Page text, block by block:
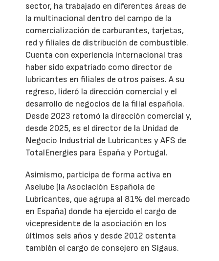
sector, ha trabajado en diferentes áreas de
la multinacional dentro del campo de la
comercialización de carburantes, tarjetas,
red y filiales de distribución de combustible.
Cuenta con experiencia internacional tras
haber sido expatriado como director de
lubricantes en filiales de otros países. A su
regreso, lideró la dirección comercial y el
desarrollo de negocios de la filial española.
Desde 2023 retomó la dirección comercial y,
desde 2025, es el director de la Unidad de
Negocio Industrial de Lubricantes y AFS de
TotalEnergies para España y Portugal.
Asimismo, participa de forma activa en
Aselube (la Asociación Española de
Lubricantes, que agrupa al 81% del mercado
en España) donde ha ejercido el cargo de
vicepresidente de la asociación en los
últimos seis años y desde 2012 ostenta
también el cargo de consejero en Sigaus.